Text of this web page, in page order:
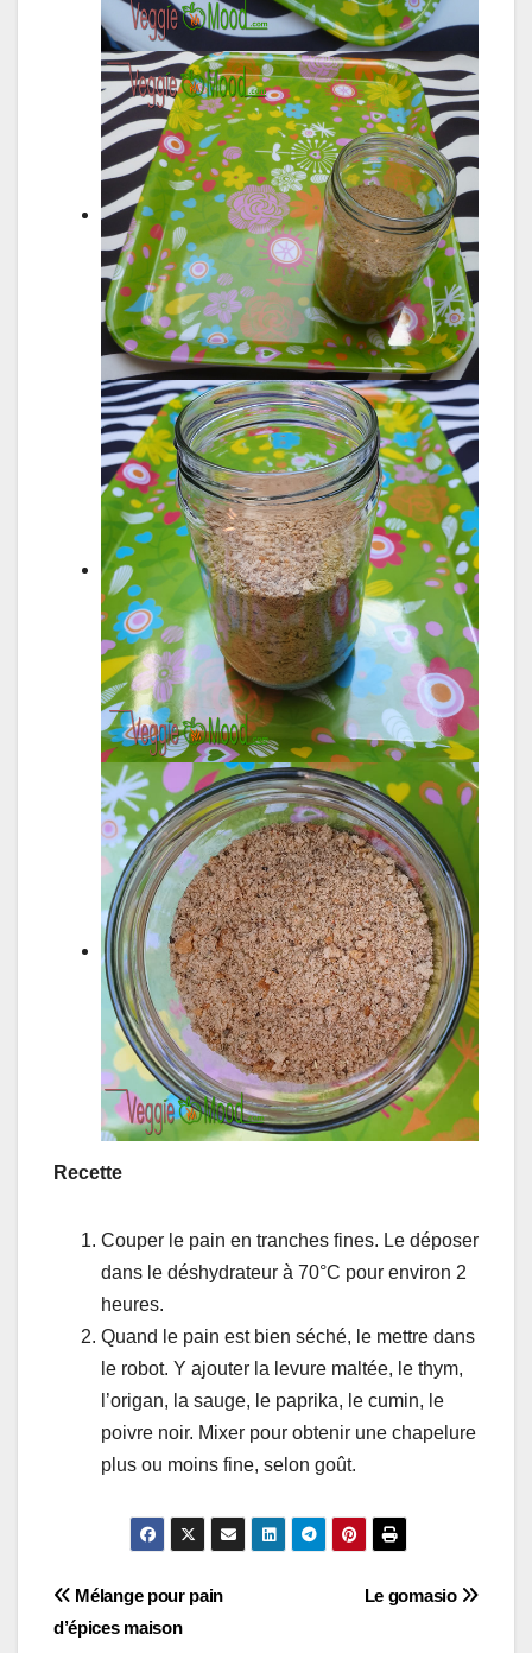
Recette
Couper le pain en tranches fines. Le déposer
dans le déshydrateur à 70°C pour environ 2
heures.
Quand le pain est bien séché, le mettre dans
le robot. Y ajouter la levure maltée, le thym,
l’origan, la sauge, le paprika, le cumin, le
poivre noir. Mixer pour obtenir une chapelure
plus ou moins fine, selon goût.
Navigation
Le gomasio
Mélange pour pain
d’épices maison